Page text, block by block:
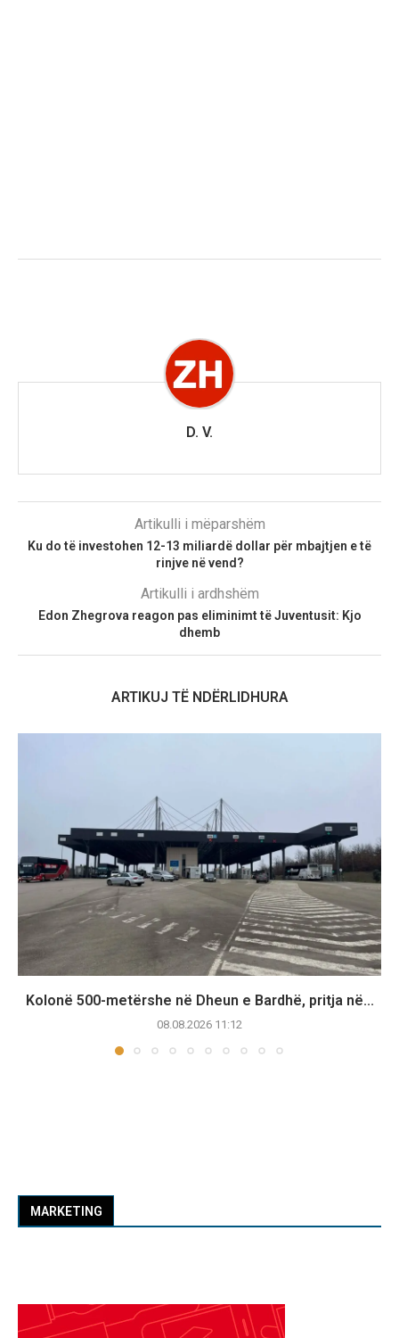
D. V.
Artikulli i mëparshëm
Ku do të investohen 12-13 miliardë dollar për mbajtjen e të
rinjve në vend?
Artikulli i ardhshëm
Edon Zhegrova reagon pas eliminimt të Juventusit: Kjo
dhemb
ARTIKUJ TË NDËRLIDHURA
Kolonë 500-metërshe në Dheun e Bardhë, pritja në...
08.08.2026 11:12
MARKETING